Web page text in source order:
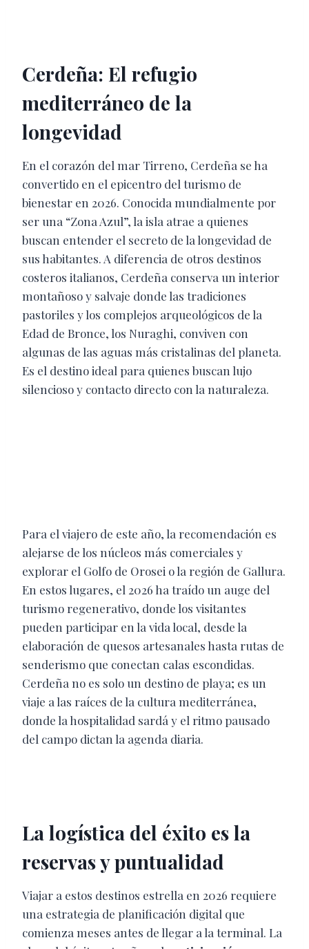
Cerdeña: El refugio
mediterráneo de la
longevidad
En el corazón del mar Tirreno, Cerdeña se ha
convertido en el epicentro del turismo de
bienestar en 2026. Conocida mundialmente por
ser una “Zona Azul”, la isla atrae a quienes
buscan entender el secreto de la longevidad de
sus habitantes. A diferencia de otros destinos
costeros italianos, Cerdeña conserva un interior
montañoso y salvaje donde las tradiciones
pastoriles y los complejos arqueológicos de la
Edad de Bronce, los Nuraghi, conviven con
algunas de las aguas más cristalinas del planeta.
Es el destino ideal para quienes buscan lujo
silencioso y contacto directo con la naturaleza.
Para el viajero de este año, la recomendación es
alejarse de los núcleos más comerciales y
explorar el Golfo de Orosei o la región de Gallura.
En estos lugares, el 2026 ha traído un auge del
turismo regenerativo, donde los visitantes
pueden participar en la vida local, desde la
elaboración de quesos artesanales hasta rutas de
senderismo que conectan calas escondidas.
Cerdeña no es solo un destino de playa; es un
viaje a las raíces de la cultura mediterránea,
donde la hospitalidad sardá y el ritmo pausado
del campo dictan la agenda diaria.
La logística del éxito es la
reservas y puntualidad
Viajar a estos destinos estrella en 2026 requiere
una estrategia de planificación digital que
comienza meses antes de llegar a la terminal. La